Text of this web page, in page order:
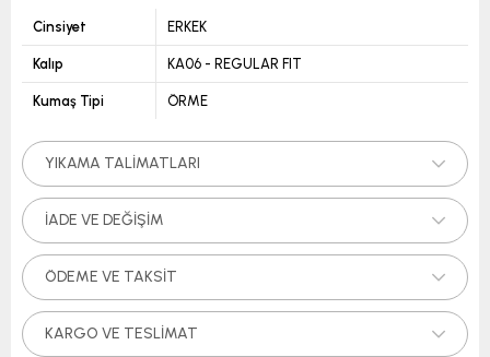
Cinsiyet ERKEK
Kalıp KA06 - REGULAR FIT
Kumaş Tipi ÖRME
YIKAMA TALIMATLARI
İADE VE DEĞIŞIM
ÖDEME VE TAKSIT
KARGO VE TESLIMAT